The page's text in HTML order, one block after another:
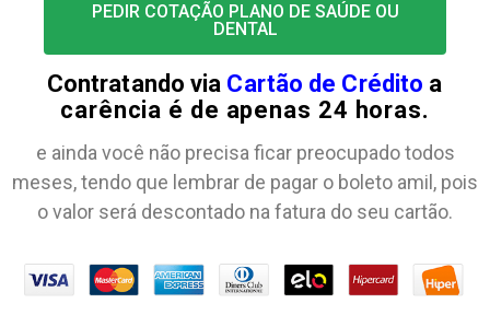
PEDIR COTAÇÃO PLANO DE SAÚDE OU
DENTAL
Contratando via Cartão de Crédito a
carência é de apenas 24 horas.
e ainda você não precisa ficar preocupado todos
meses, tendo que lembrar de pagar o boleto amil, pois
o valor será descontado na fatura do seu cartão.